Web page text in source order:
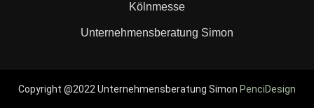
Kölnmesse
Unternehmensberatung Simon
Copyright @2022 Unternehmensberatung Simon PenciDesign